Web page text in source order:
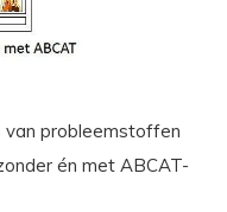
van probleemstoffen
én met ABCAT-